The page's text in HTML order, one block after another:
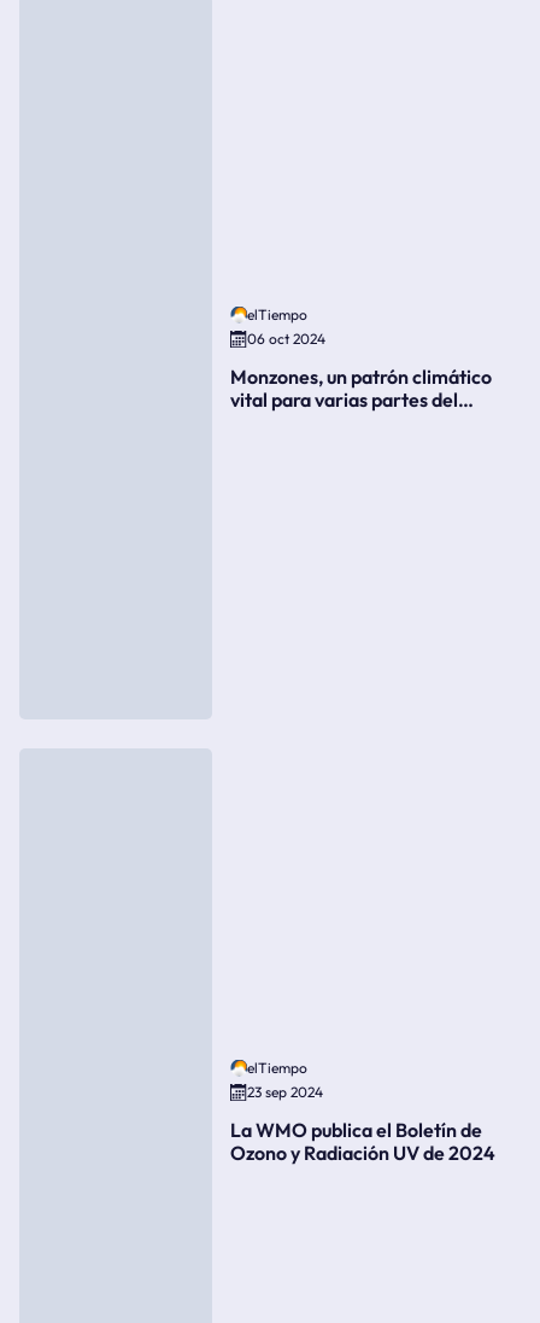
elTiempo
06 oct 2024
Monzones, un patrón climático
vital para varias partes del
elTiempo
23 sep 2024
La WMO publica el Boletín de
Ozono y Radiación UV de 2024